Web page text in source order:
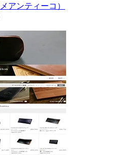
アンティーコ）